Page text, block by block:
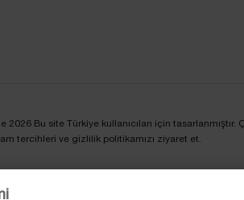
2026 Bu site Türkiye kullanıcıları için
tercihleri ve gizlilik politikamızı ziyaret et.